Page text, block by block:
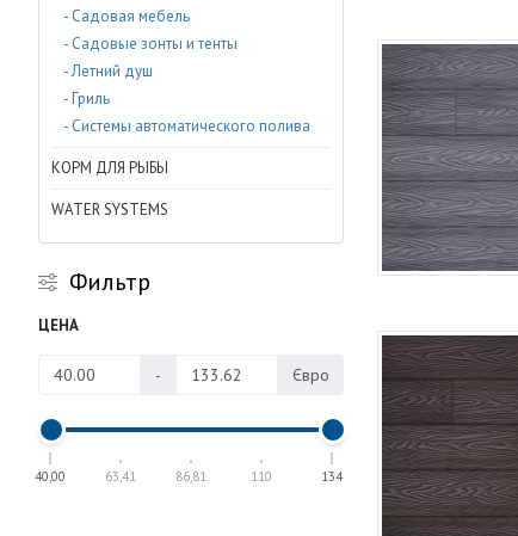
- Садовая мебель
- Садовые зонты и тенты
- Летний душ
- Гриль
- Системы автоматического полива
КОРМ ДЛЯ РЫБЫ
WATER SYSTEMS
Фильтр
ЦЕНА
- Євро
40,00 63,41 86,81 110 134